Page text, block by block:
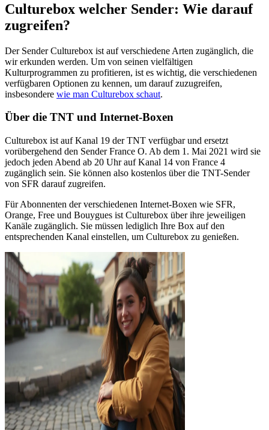
Culturebox welcher Sender: Wie darauf
zugreifen?
Der Sender Culturebox ist auf verschiedene Arten zugänglich, die
wir erkunden werden. Um von seinen vielfältigen
Kulturprogrammen zu profitieren, ist es wichtig, die verschiedenen
verfügbaren Optionen zu kennen, um darauf zuzugreifen,
insbesondere wie man Culturebox schaut.
Über die TNT und Internet-Boxen
Culturebox ist auf Kanal 19 der TNT verfügbar und ersetzt
vorübergehend den Sender France O. Ab dem 1. Mai 2021 wird sie
jedoch jeden Abend ab 20 Uhr auf Kanal 14 von France 4
zugänglich sein. Sie können also kostenlos über die TNT-Sender
von SFR darauf zugreifen.
Für Abonnenten der verschiedenen Internet-Boxen wie SFR,
Orange, Free und Bouygues ist Culturebox über ihre jeweiligen
Kanäle zugänglich. Sie müssen lediglich Ihre Box auf den
entsprechenden Kanal einstellen, um Culturebox zu genießen.